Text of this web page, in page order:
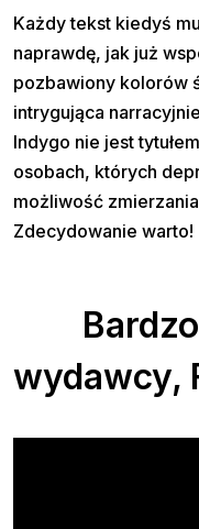
Każdy tekst kiedyś
naprawdę, jak już
pozbawiony kolorów
intrygująca
Indygo nie jest
osobach, których
możliwość
Zdecydowanie warto!
wydawcy,